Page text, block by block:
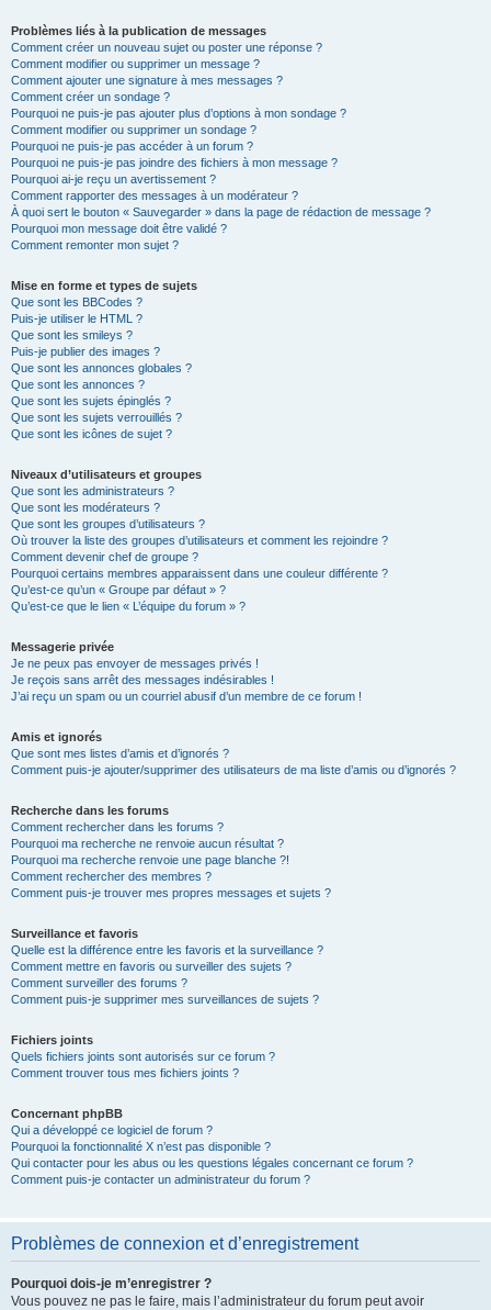
Problèmes liés à la publication de messages
Comment créer un nouveau sujet ou poster une réponse ?
Comment modifier ou supprimer un message ?
Comment ajouter une signature à mes messages ?
Comment créer un sondage ?
Pourquoi ne puis-je pas ajouter plus d’options à mon sondage ?
Comment modifier ou supprimer un sondage ?
Pourquoi ne puis-je pas accéder à un forum ?
Pourquoi ne puis-je pas joindre des fichiers à mon message ?
Pourquoi ai-je reçu un avertissement ?
Comment rapporter des messages à un modérateur ?
À quoi sert le bouton « Sauvegarder » dans la page de rédaction de message ?
Pourquoi mon message doit être validé ?
Comment remonter mon sujet ?
Mise en forme et types de sujets
Que sont les BBCodes ?
Puis-je utiliser le HTML ?
Que sont les smileys ?
Puis-je publier des images ?
Que sont les annonces globales ?
Que sont les annonces ?
Que sont les sujets épinglés ?
Que sont les sujets verrouillés ?
Que sont les icônes de sujet ?
Niveaux d’utilisateurs et groupes
Que sont les administrateurs ?
Que sont les modérateurs ?
Que sont les groupes d’utilisateurs ?
Où trouver la liste des groupes d’utilisateurs et comment les rejoindre ?
Comment devenir chef de groupe ?
Pourquoi certains membres apparaissent dans une couleur différente ?
Qu’est-ce qu’un « Groupe par défaut » ?
Qu’est-ce que le lien « L’équipe du forum » ?
Messagerie privée
Je ne peux pas envoyer de messages privés !
Je reçois sans arrêt des messages indésirables !
J’ai reçu un spam ou un courriel abusif d’un membre de ce forum !
Amis et ignorés
Que sont mes listes d’amis et d’ignorés ?
Comment puis-je ajouter/supprimer des utilisateurs de ma liste d’amis ou d’ignorés ?
Recherche dans les forums
Comment rechercher dans les forums ?
Pourquoi ma recherche ne renvoie aucun résultat ?
Pourquoi ma recherche renvoie une page blanche ?!
Comment rechercher des membres ?
Comment puis-je trouver mes propres messages et sujets ?
Surveillance et favoris
Quelle est la différence entre les favoris et la surveillance ?
Comment mettre en favoris ou surveiller des sujets ?
Comment surveiller des forums ?
Comment puis-je supprimer mes surveillances de sujets ?
Fichiers joints
Quels fichiers joints sont autorisés sur ce forum ?
Comment trouver tous mes fichiers joints ?
Concernant phpBB
Qui a développé ce logiciel de forum ?
Pourquoi la fonctionnalité X n’est pas disponible ?
Qui contacter pour les abus ou les questions légales concernant ce forum ?
Comment puis-je contacter un administrateur du forum ?
Problèmes de connexion et d’enregistrement
Pourquoi dois-je m’enregistrer ?
Vous pouvez ne pas le faire, mais l’administrateur du forum peut avoir